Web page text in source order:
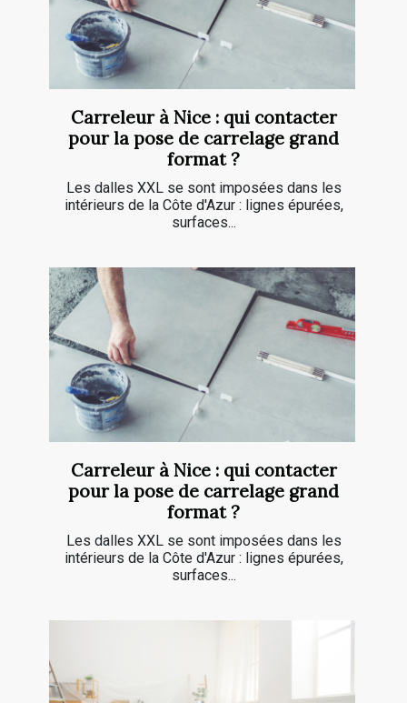
Carreleur à Nice : qui contacter
pour la pose de carrelage grand
format ?
Les dalles XXL se sont imposées dans les
intérieurs de la Côte d'Azur : lignes épurées,
surfaces...
Carreleur à Nice : qui contacter
pour la pose de carrelage grand
format ?
Les dalles XXL se sont imposées dans les
intérieurs de la Côte d'Azur : lignes épurées,
surfaces...